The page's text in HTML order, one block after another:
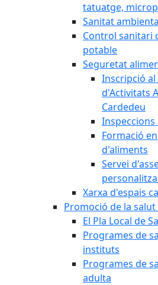
tatuatge,
Sanitat
Control sanitari
potable
Seguretat
Inscripció al
d'Activitats
Cardedeu
Inspeccions
Formació
d'aliments
Servei
Xarxa d'espais
Promoció de la
El Pla Local de
Programes de
instituts
Programes de
adulta